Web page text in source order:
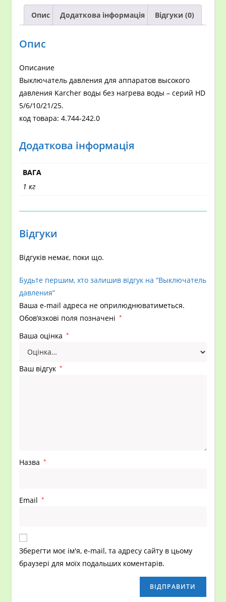
Опис Додаткова інформація Відгуки (0)
Опис
Описание
Выключатель давления для аппаратов высокого
давления Karcher воды без нагрева воды – серий HD
5/6/10/21/25.
код товара: 4.744-242.0
Додаткова інформація
ВАГА
1 кг
Відгуки
Відгуків немає, поки що.
Будьте першим, хто залишив відгук на “Выключатель
давления”
Ваша e-mail адреса не оприлюднюватиметься.
Обов’язкові поля позначені
*
Ваша оцінка *
Ваш відгук *
Назва *
Email *
Зберегти моє ім'я, e-mail, та адресу сайту в цьому
браузері для моїх подальших коментарів.